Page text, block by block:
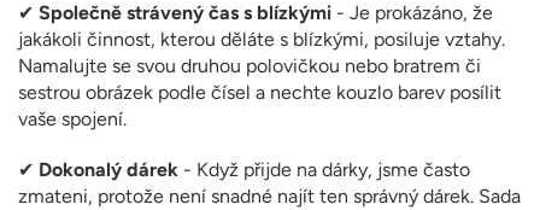
✔ Společně strávený čas s blízkými - Je prokázáno, že
jakákoli činnost, kterou děláte s blízkými, posiluje vztahy.
Namalujte se svou druhou polovičkou nebo bratrem či
sestrou obrázek podle čísel a nechte kouzlo barev posílit
vaše spojení.
✔ Dokonalý dárek - Když přijde na dárky, jsme často
zmateni, protože není snadné najít ten správný dárek. Sada